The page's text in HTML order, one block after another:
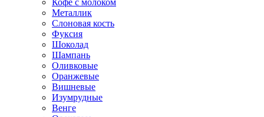
Кофе с молоком
Металлик
Слоновая кость
Фуксия
Шоколад
Шампань
Оливковые
Оранжевые
Вишневые
Изумрудные
Венге